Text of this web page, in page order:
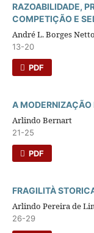
RAZOABILIDADE,
COMPETIÇÃO E
André L. Borges Netto
13-20
PDF
A
Arlindo Bernart
21-25
PDF
FRAGILITÀ
Arlindo Pereira de
26-29